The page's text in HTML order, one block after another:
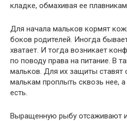
кладке, обмахивая ее
Для начала мальков кормят
боков родителей. Иногда
хватает. И тогда возникает
по поводу права на питание. В
мальков. Для их защиты
малькам проплыть сквозь нее,
есть.
Выращенную рыбу отсаживают